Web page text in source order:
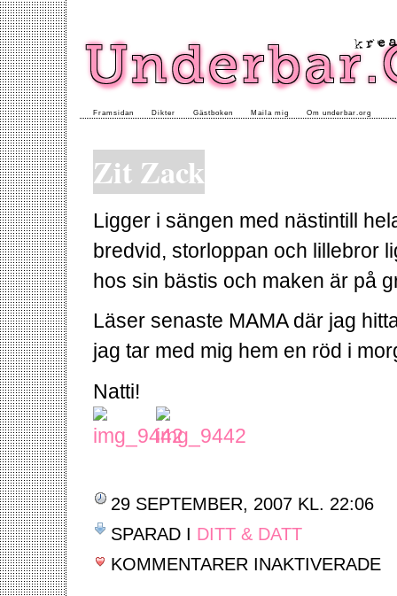
Framsidan Dikter Gästboken Maila mig Om underbar.org
Zit Zack
Ligger i sängen med nästintill
bredvid, storloppan och lillebror
hos sin bästis och maken är på
Läser senaste MAMA där jag
jag tar med mig hem en röd i
Natti!
29 SEPTEMBER, 2007 KL. 22:06
SPARAD I DITT & DATT
KOMMENTARER INAKTIVERADEZIT